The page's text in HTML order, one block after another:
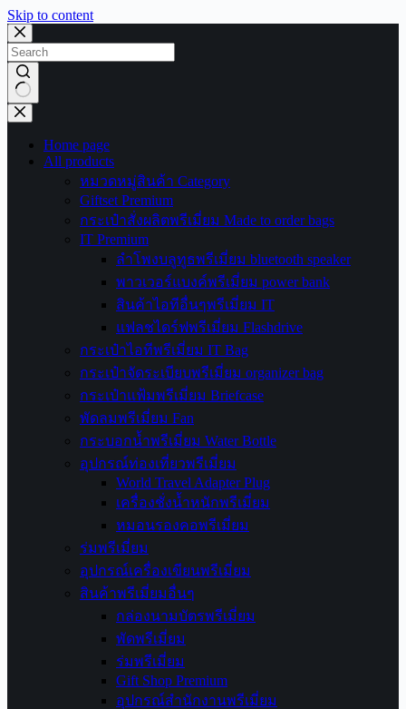
Skip to content
No
results
Home page
All products
หมวดหมู่สินค้า Category
Giftset Premium
กระเป๋าสั่งผลิตพรีเมี่ยม Made to order bags
IT Premium
ลำโพงบลูทูธพรีเมี่ยม bluetooth speaker
พาวเวอร์แบงค์พรีเมี่ยม power bank
สินค้าไอทีอื่นๆพรีเมี่ยม IT
แฟลชไดร์ฟพรีเมี่ยม Flashdrive
กระเป๋าไอทีพรีเมี่ยม IT Bag
กระเป๋าจัดระเบียบพรีเมี่ยม organizer bag
กระเป๋าแฟ้มพรีเมี่ยม Briefcase
พัดลมพรีเมี่ยม Fan
กระบอกน้ำพรีเมี่ยม Water Bottle
อุปกรณ์ท่องเที่ยวพรีเมี่ยม
World Travel Adapter Plug
เครื่องชั่งน้ำหนักพรีเมี่ยม
หมอนรองคอพรีเมี่ยม
ร่มพรีเมี่ยม
อุปกรณ์เครื่องเขียนพรีเมี่ยม
สินค้าพรีเมี่ยมอื่นๆ
กล่องนามบัตรพรีเมี่ยม
พัดพรีเมี่ยม
ร่มพรีเมี่ยม
Gift Shop Premium
อุปกรณ์สำนักงานพรีเมี่ยม